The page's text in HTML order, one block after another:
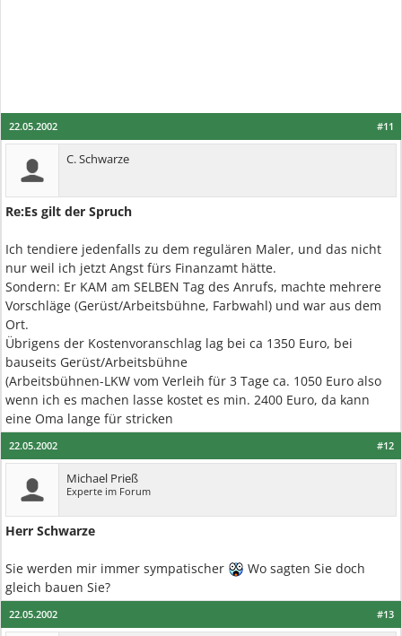
#11
22.05.2002
C. Schwarze
Re:Es gilt der Spruch
Ich tendiere jedenfalls zu dem regulären Maler, und das nicht
nur weil ich jetzt Angst fürs Finanzamt hätte.
Sondern: Er KAM am SELBEN Tag des Anrufs, machte mehrere
Vorschläge (Gerüst/Arbeitsbühne, Farbwahl) und war aus dem
Ort.
Übrigens der Kostenvoranschlag lag bei ca 1350 Euro, bei
bauseits Gerüst/Arbeitsbühne
(Arbeitsbühnen-LKW vom Verleih für 3 Tage ca. 1050 Euro also
wenn ich es machen lasse kostet es min. 2400 Euro, da kann
eine Oma lange für stricken
#12
22.05.2002
Michael Prieß
Experte im Forum
Herr Schwarze
Sie werden mir immer sympatischer
Wo sagten Sie doch
gleich bauen Sie?
#13
22.05.2002